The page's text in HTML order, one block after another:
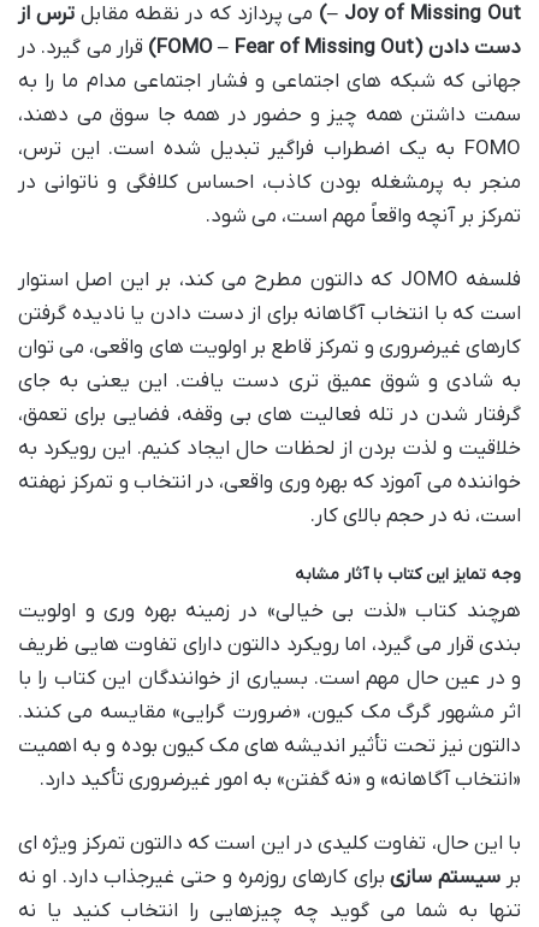
– Joy of Missing Out)
می پردازد که در نقطه مقابلترس از
دست دادن (FOMO – Fear of Missing Out)
قرار می گیرد. در
جهانی که شبکه های اجتماعی و فشار اجتماعی مدام ما را به
سمت داشتن همه چیز و حضور در همه جا سوق می دهند،
FOMO به یک اضطراب فراگیر تبدیل شده است. این ترس،
منجر به پرمشغله بودن کاذب، احساس کلافگی و ناتوانی در
تمرکز بر آنچه واقعاً مهم است، می شود.
فلسفه JOMO که دالتون مطرح می کند، بر این اصل استوار
است که با انتخاب آگاهانه برای از دست دادن یا نادیده گرفتن
کارهای غیرضروری و تمرکز قاطع بر اولویت های واقعی، می توان
به شادی و شوق عمیق تری دست یافت. این یعنی به جای
گرفتار شدن در تله فعالیت های بی وقفه، فضایی برای تعمق،
خلاقیت و لذت بردن از لحظات حال ایجاد کنیم. این رویکرد به
خواننده می آموزد که بهره وری واقعی، در انتخاب و تمرکز نهفته
است، نه در حجم بالای کار.
وجه تمایز این کتاب با آثار مشابه
هرچند کتاب «لذت بی خیالی» در زمینه بهره وری و اولویت
بندی قرار می گیرد، اما رویکرد دالتون دارای تفاوت هایی ظریف
و در عین حال مهم است. بسیاری از خوانندگان این کتاب را با
اثر مشهور گرگ مک کیون، «ضرورت گرایی» مقایسه می کنند.
دالتون نیز تحت تأثیر اندیشه های مک کیون بوده و به اهمیت
«انتخاب آگاهانه» و «نه گفتن» به امور غیرضروری تأکید دارد.
با این حال، تفاوت کلیدی در این است که دالتون تمرکز ویژه ای
بر سیستم سازیبرای کارهای روزمره و حتی غیرجذاب دارد. او نه
تنها به شما می گوید چه چیزهایی را انتخاب کنید یا نه